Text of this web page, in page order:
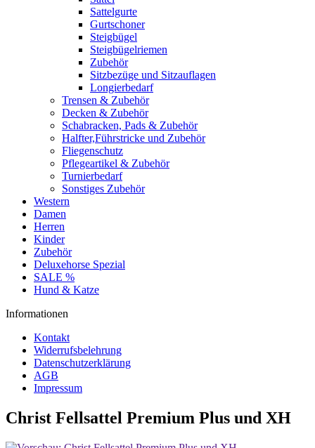
Sattelgurte
Gurtschoner
Steigbügel
Steigbügelriemen
Zubehör
Sitzbezüge und Sitzauflagen
Longierbedarf
Trensen & Zubehör
Decken & Zubehör
Schabracken, Pads & Zubehör
Halfter,Führstricke und Zubehör
Fliegenschutz
Pflegeartikel & Zubehör
Turnierbedarf
Sonstiges Zubehör
Western
Damen
Herren
Kinder
Zubehör
Deluxehorse Spezial
SALE %
Hund & Katze
Informationen
Kontakt
Widerrufsbelehrung
Datenschutzerklärung
AGB
Impressum
Christ Fellsattel Premium Plus und XH